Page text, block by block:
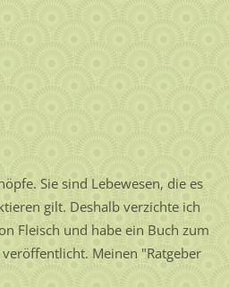
Sie sind Lebewesen, die es
gilt. Deshalb verzichte ich
Fleisch und habe ein Buch zum
Meinen "Ratgeber